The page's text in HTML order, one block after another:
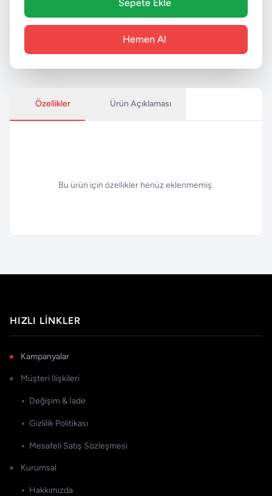
Sepete Ekle
Hemen Al
Özellikler Ürün Açıklaması
Bu ürün için özellikler henüz eklenmemiş.
HIZLI LINKLER
Kampanyalar
Müşteri İlişkileri
Değişim & İade
Gizlilik Politikası
Mesafeli Satış Sözleşmesi
Kurumsal
Hakkımızda